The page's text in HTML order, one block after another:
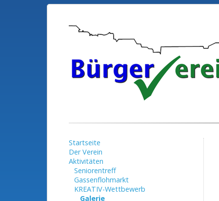
Startseite
Der Verein
Aktivitäten
Seniorentreff
Gassenflohmarkt
KREATIV-Wettbewerb
Galerie